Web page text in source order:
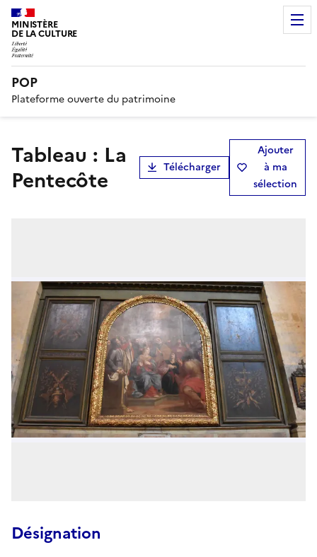
MINISTÈRE
DE LA CULTURE
POP
Plateforme ouverte du patrimoine
tableau : La
Pentecôte
Télécharger
Ajouter
à ma
sélection
Désignation